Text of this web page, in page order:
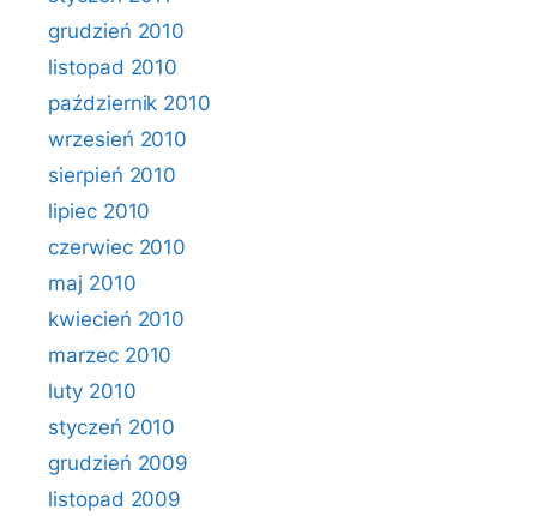
grudzień 2010
listopad 2010
październik 2010
wrzesień 2010
sierpień 2010
lipiec 2010
czerwiec 2010
maj 2010
kwiecień 2010
marzec 2010
luty 2010
styczeń 2010
grudzień 2009
listopad 2009